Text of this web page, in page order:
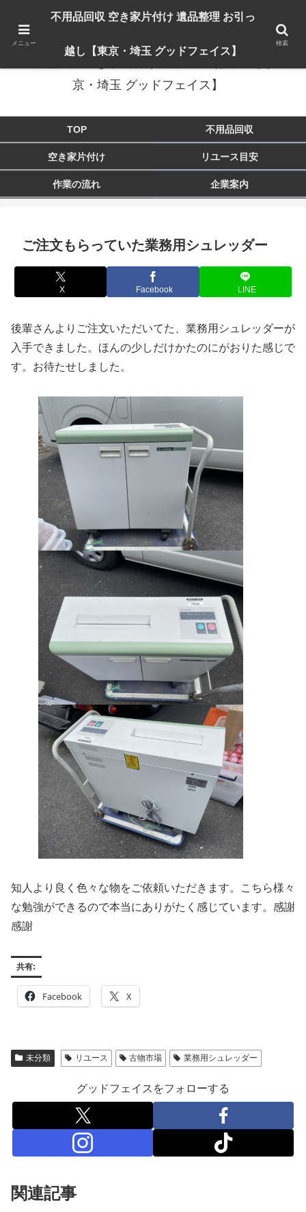
出張対応エリア：埼玉県 入間市 狭山市 飯能市 所沢市 川越市 日高市 鶴ヶ島市
京・埼玉 グッドフェイス】
TOP 不用品回収
空き家片付け リユース目安
作業の流れ 企業案内
ご注文もらっていた業務用シュレッダー
X Facebook LINE
後輩さんよりご注文いただいてた、業務用シュレッダーが
入手できました。ほんの少しだけかたのにがおりた感じで
す。お待たせしました。
知人より良く色々な物をご依頼いただきます。こちら様々
な勉強ができるので本当にありがたく感じています。感謝
感謝
共有:
Facebook X
未分類 リユース 古物市場 業務用シュレッダー
グッドフェイスをフォローする
関連記事
メニュー
不用品回収 空き家片付け 遺品整理 お引っ
越し【東京・埼玉 グッドフェイス】
検索